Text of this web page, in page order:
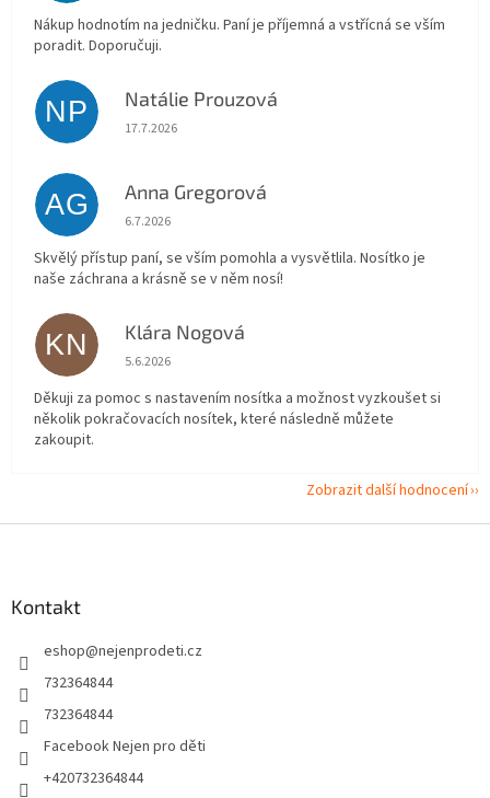
Nákup hodnotím na jedničku. Paní je příjemná a vstřícná se vším
poradit. Doporučuji.
NP Natálie Prouzová
Hodnocení obchodu je 5 z 5 hvězdiček.
17.7.2026
AG Anna Gregorová
Hodnocení obchodu je 5 z 5 hvězdiček.
6.7.2026
Skvělý přístup paní, se vším pomohla a vysvětlila. Nosítko je
naše záchrana a krásně se v něm nosí!
KN Klára Nogová
Hodnocení obchodu je 5 z 5 hvězdiček.
5.6.2026
Děkuji za pomoc s nastavením nosítka a možnost vyzkoušet si
několik pokračovacích nosítek, které následně můžete
zakoupit.
Zobrazit další hodnocení
Kontakt
eshop@nejenprodeti.cz
732364844
732364844
Facebook Nejen pro děti
+420732364844